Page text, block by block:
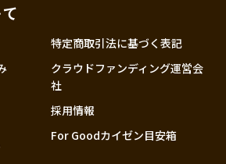
大分
特定商取引法に基づく表記
クラウドファンディング運営会
社
採用情報
For Goodカイゼン目安箱